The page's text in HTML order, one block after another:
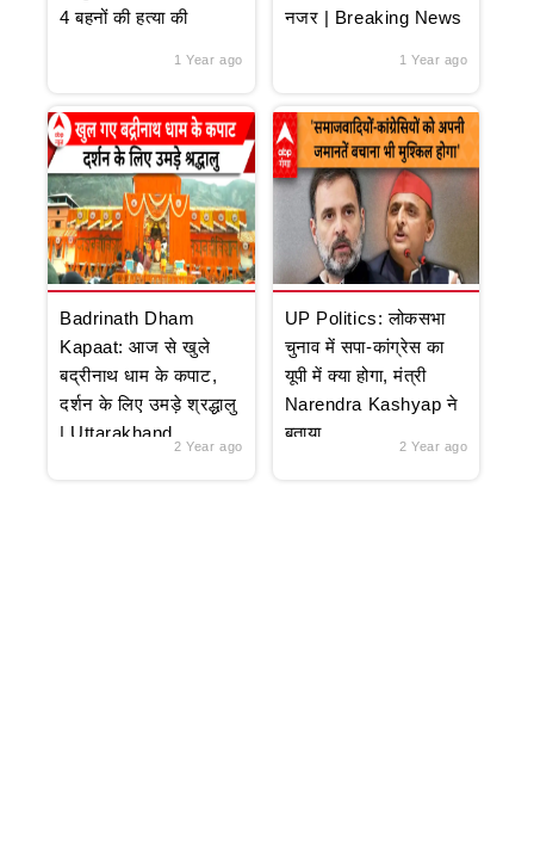
4 बहनों की हत्या की
1 Year ago
नजर | Breaking News
1 Year ago
Badrinath Dham
Kapaat: आज से खुले
बद्रीनाथ धाम के कपाट,
दर्शन के लिए उमड़े श्रद्धालु
| Uttarakhand
2 Year ago
UP Politics: लोकसभा
चुनाव में सपा-कांग्रेस का
यूपी में क्या होगा, मंत्री
Narendra Kashyap ने
बताया
2 Year ago